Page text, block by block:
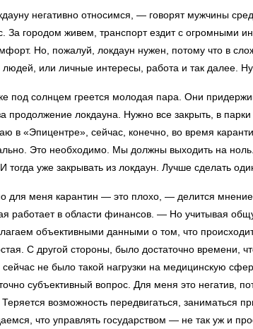
негативно относимся, — говорят мужчины
За городом живем, транспорт ездит с огромными
Но, пожалуй, локдаун нужен, потому что в
людей, или личные интересы, работа и так далее.
под солнцем греется молодая пара. Они
продолжение локдауна. Нужно все закрыть, в
в «Эпицентре», сейчас, конечно, во время
Это необходимо. Мы должны выходить на
тогда уже закрывать из локдаун. Лучше сделать
для меня карантин — это плохо, — делится
работает в области финансов. — Но учитывая
объективными данными о том, что
С другой стороны, было достаточно времени,
сейчас не было такой нагрузки на медицинскую
субъективный вопрос. Для меня это негатив,
возможность передвигаться,
что управлять государством — не так уж и